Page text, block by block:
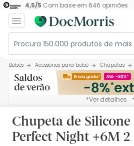
4,5/5 Com base em 646 opiniões
Bebés Acessórios para bebé Chupetas
*Ver detalhes
Chupeta de
Perfect Night +6M